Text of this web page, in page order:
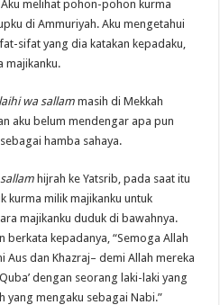
melihat pohon-pohon kurma
di Ammuriyah. Aku mengetahui
sifat yang dia katakan kepadaku,
majikanku.
wa sallam masih di Mekkah
aku belum mendengar apa pun
hamba sahaya.
hijrah ke Yatsrib, pada saat itu
kurma milik majikanku untuk
majikanku duduk di bawahnya.
kepadanya, “Semoga Allah
Aus dan Khazraj– demi Allah mereka
dengan seorang laki-laki yang
yang mengaku sebagai Nabi.”